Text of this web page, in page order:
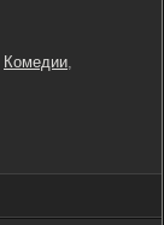
Комедии,